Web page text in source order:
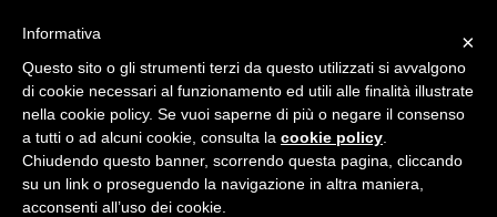
×
Informativa
Questo sito o gli strumenti terzi da questo utilizzati si avvalgono
di cookie necessari al funzionamento ed utili alle finalità illustrate
nella cookie policy. Se vuoi saperne di più o negare il consenso
a tutti o ad alcuni cookie, consulta la cookie policy
Chiudendo questo banner, scorrendo questa pagina, cliccando
su un link o proseguendo la navigazione in altra maniera,
acconsenti all’uso dei cookie.